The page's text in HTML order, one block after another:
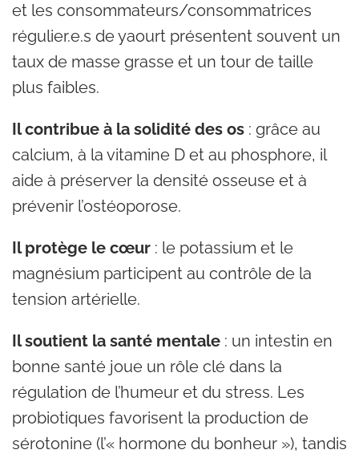
et les consommateurs/consommatrices
régulier.e.s de yaourt présentent souvent un
taux de masse grasse et un tour de taille
plus faibles.
Il contribue à la solidité des os : grâce au
calcium, à la vitamine D et au phosphore, il
aide à préserver la densité osseuse et à
prévenir l’ostéoporose.
Il protège le cœur : le potassium et le
magnésium participent au contrôle de la
tension artérielle.
Il soutient la santé mentale : un intestin en
bonne santé joue un rôle clé dans la
régulation de l’humeur et du stress. Les
probiotiques favorisent la production de
sérotonine (l’« hormone du bonheur »), tandis